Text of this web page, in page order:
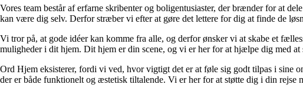
Vores team består af erfarne skribenter og boligentusiaster, der brænder for at
kan være dig selv. Derfor stræber vi efter at gøre det lettere for dig at finde de
Vi tror på, at gode idéer kan komme fra alle, og derfor ønsker vi at skabe et
muligheder i dit hjem. Dit hjem er din scene, og vi er her for at hjælpe dig med at
Ord Hjem eksisterer, fordi vi ved, hvor vigtigt det er at føle sig godt tilpas i sine
der er både funktionelt og æstetisk tiltalende. Vi er her for at støtte dig i din rejse